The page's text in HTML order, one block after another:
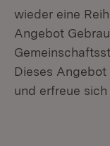
wieder eine
Angebot
Dieses
und erfreue sich